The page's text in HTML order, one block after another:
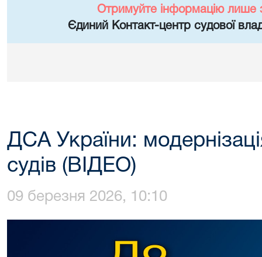
Отримуйте інформацію лише
Єдиний Контакт-центр судової
ДСА України:
судів (ВІДЕО)
09 березня 2026, 10:10